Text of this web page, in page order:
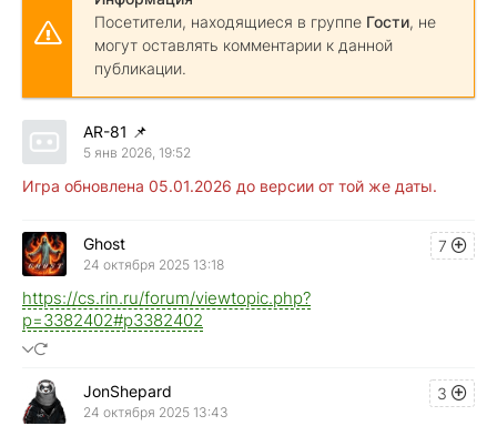
Посетители, находящиеся в группе Гости, не
могут оставлять комментарии к данной
публикации.
AR-81 📌
5 янв 2026, 19:52
Игра обновлена 05.01.2026 до версии от той же даты.
7
Ghost
24 октября 2025 13:18
https://cs.rin.ru/forum/viewtopic.php?
p=3382402#p3382402
3
JonShepard
24 октября 2025 13:43